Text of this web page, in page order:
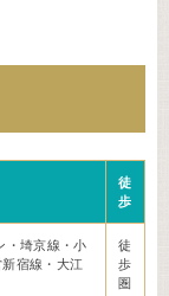
徒
歩
・埼京線・小
宿線・大江
徒
歩
圏